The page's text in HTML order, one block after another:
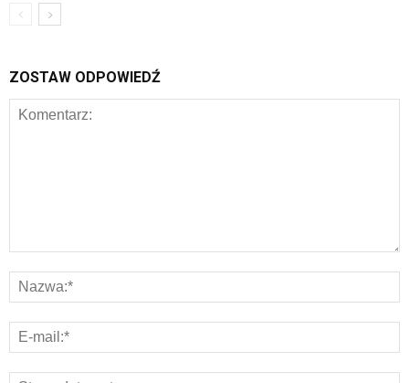
ZOSTAW ODPOWIEDŹ